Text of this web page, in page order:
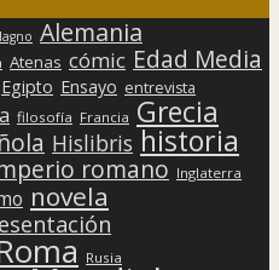
Alemania
Atenas cómic Edad Media
Egipto Ensayo entrevista
filosofía Francia Grecia
Hislibris historia
romano Inglaterra
novela
Rusia